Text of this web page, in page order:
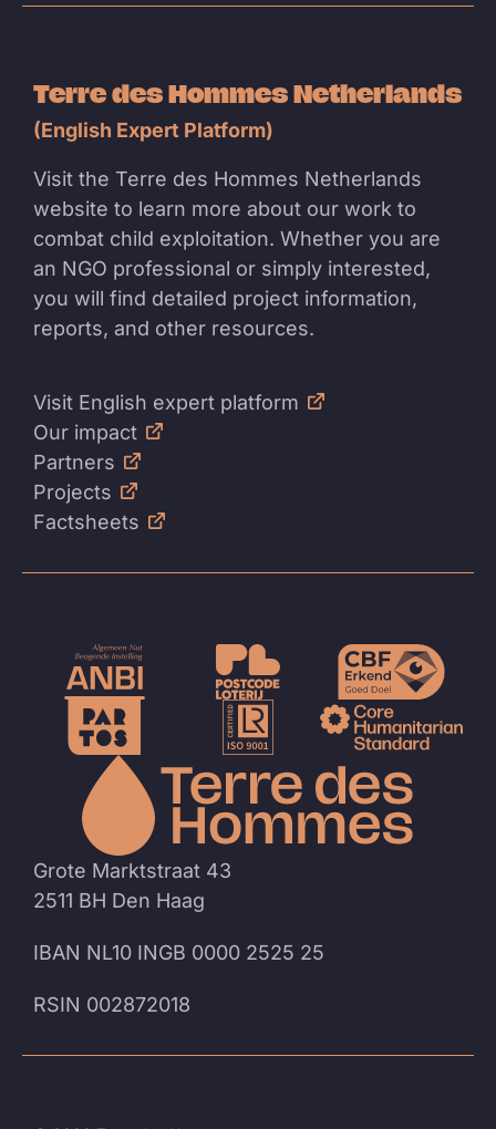
Terre des Hommes Netherlands
(English Expert Platform)
Visit the Terre des Hommes Netherlands
website to learn more about our work to
combat child exploitation. Whether you are
an NGO professional or simply interested,
you will find detailed project information,
reports, and other resources.
Visit English expert platform
Our impact
Partners
Projects
Factsheets
Grote Marktstraat 43
2511 BH Den Haag
IBAN NL10 INGB 0000 2525 25
RSIN 002872018